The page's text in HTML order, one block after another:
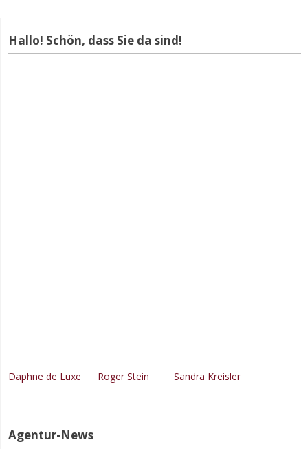
Hallo! Schön, dass Sie da sind!
Daphne de Luxe Roger Stein Sandra Kreisler
Agentur-News